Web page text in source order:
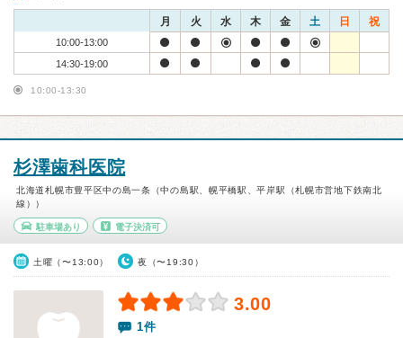
月 火 水 木 金 土 日 祝
10:00-13:00
14:30-19:00
10:00-13:30
杉澤歯科医院
北海道札幌市豊平区中の島一条（中の島駅、幌平橋駅、平岸駅（札幌市営地下鉄南北
線））
駐車場あり 電子決済可
土曜（〜13:00） 夜（〜19:30）
3.00
1件